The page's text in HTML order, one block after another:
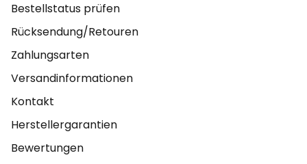
Bestellstatus prüfen
Rücksendung/Retouren
Zahlungsarten
Versandinformationen
Kontakt
Herstellergarantien
Bewertungen